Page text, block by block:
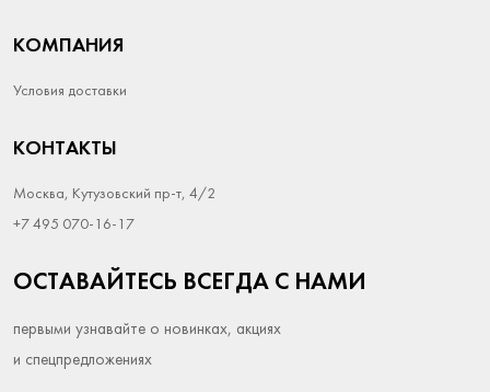
КОМПАНИЯ
Условия доставки
КОНТАКТЫ
Москва, Кутузовский пр-т, 4/2
+7 495 070-16-17
ОСТАВАЙТЕСЬ ВСЕГДА С НАМИ
первыми узнавайте о новинках, акциях
и спецпредложениях